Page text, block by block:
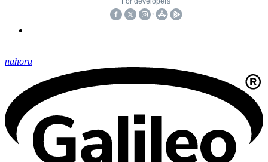
nahoru